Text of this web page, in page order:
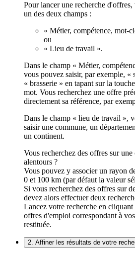
Pour lancer une recherche
un des deux champs :
« Métier, compétence, mot-
ou
« Lieu de travail ».
Dans le champ « Métier,
vous pouvez saisir, par exemple, «
« brasserie » en tapant sur la
mot. Vous recherchez une offre
directement sa référence, par
Dans le champ « lieu de travail »,
saisir une commune, un
un continent.
Vous recherchez des offres sur une
alentours ?
Vous pouvez y associer un rayon
0 et 100 km (par défaut la valeur
Si vous recherchez des offres sur
devez alors effectuer deux
Lancez votre recherche en
offres d'emploi correspondant à
restituée.
2. Affiner les résultats de votre